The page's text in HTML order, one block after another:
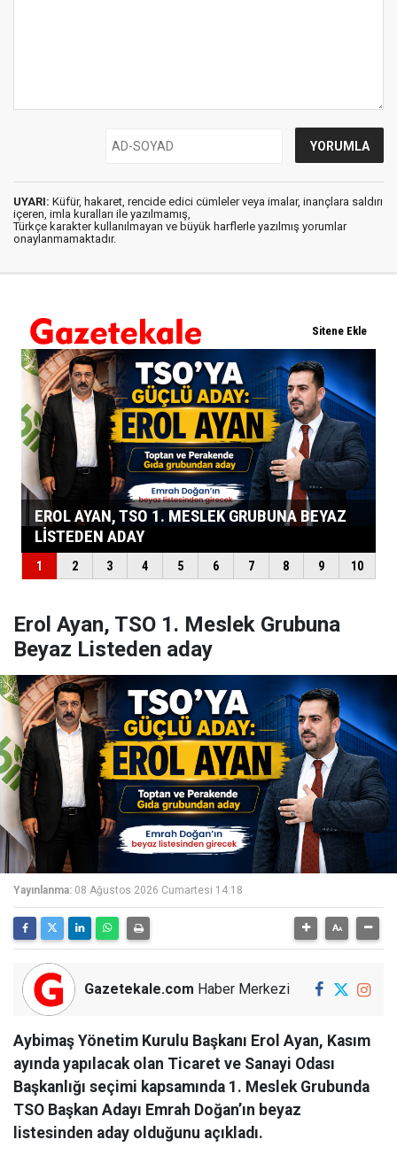
UYARI: Küfür, hakaret, rencide edici cümleler veya imalar, inançlara saldırı
içeren, imla kuralları ile yazılmamış,
Türkçe karakter kullanılmayan ve büyük harflerle yazılmış yorumlar
onaylanmamaktadır.
Erol Ayan, TSO 1. Meslek Grubuna
Beyaz Listeden aday
Yayınlanma: 08 Ağustos 2026 Cumartesi 14:18
Gazetekale.com Haber Merkezi
Aybimaş Yönetim Kurulu Başkanı Erol Ayan, Kasım
ayında yapılacak olan Ticaret ve Sanayi Odası
Başkanlığı seçimi kapsamında 1. Meslek Grubunda
TSO Başkan Adayı Emrah Doğan’ın beyaz
listesinden aday olduğunu açıkladı.